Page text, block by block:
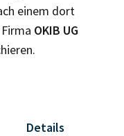
einem dort
OKIB UG
Details